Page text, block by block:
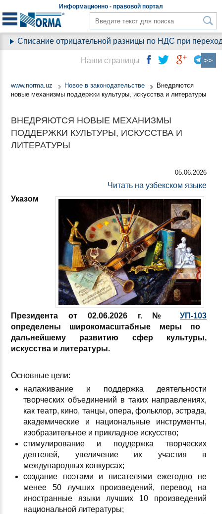
Информационно - правовой портал
Списание отрицательной разницы по НДС при
www.norma.uz Новое в законодательстве
Внедряются
новые механизмы поддержки культуры, искусства и литературы
ВНЕДРЯЮТСЯ НОВЫЕ МЕХАНИЗМЫ
ПОДДЕРЖКИ КУЛЬТУРЫ, ИСКУССТВА И
ЛИТЕРАТУРЫ
05.06.2026
Читать на узбекском языке
Указом
Президента от 02.06.2026 г. №УП-103
определены широкомасштабные меры по
дальнейшему развитию сфер культуры,
искусства и литературы.
Основные цели:
налаживание и поддержка деятельности
творческих объединений в таких направлениях,
как театр, кино, танцы, опера, фольклор, эстрада,
академические и национальные инструменты,
изобразительное и прикладное искусство;
стимулирование и поддержка творческих
деятелей, увеличение их участия в
международных конкурсах;
создание поэтами и писателями ежегодно не
менее 50 лучших произведений, перевод на
иностранные языки лучших 10 произведений
национальной литературы;
Наши страницы